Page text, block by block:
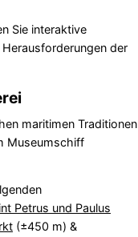
Sie interaktive
der
maritimen Traditionen
Museumschiff
Petrus und Paulus
(±450 m) &